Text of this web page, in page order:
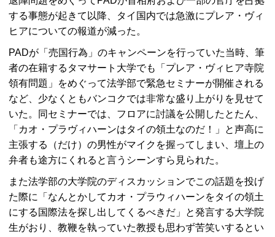
する事態が起きて以降、タイ国内では急激にプレア・ヴィ
ヒアについての報道が減った。
PADが「売国行為」のキャンペーンを行っていた当時、筆
者の在籍するタマサート大学でも「プレア・ヴィヒア寺院
領有問題」をめぐって法学部で緊急セミナーが開催される
など、少なくともバンコクでは非常な盛り上がりを見せて
いた。同セミナーでは、フロアに討議を公開したとたん、
「カオ・プラヴィハーンはタイの領土なのだ！」と声高に
主張する（だけ）の男性がマイクを握ってしまい、壇上の
弁者も途方にくれると言うシーンすら見られた。
また法学部の大学院のディスカッションでこの話題を投げ
た際に「なんとかしてカオ・プラウィハーンをタイの領土
にする国際法を探し出してくるべきだ」と発言する大学院
生がおり、教鞭を執っていた教授も思わず苦笑いするとい